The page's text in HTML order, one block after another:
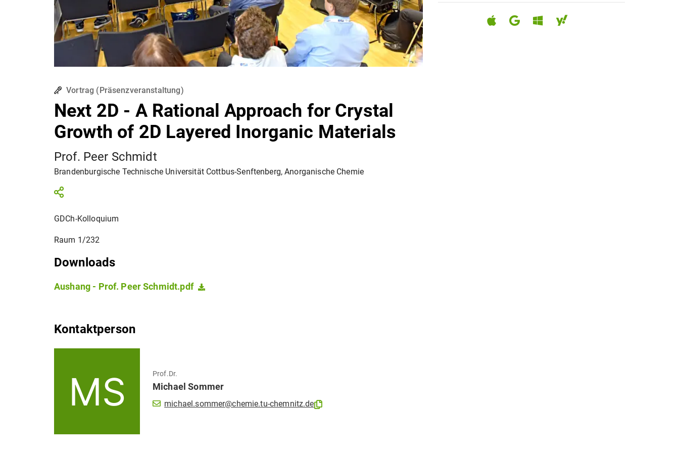
Vortrag (Präsenzveranstaltung)
Next 2D - A Rational Approach for Crystal
Growth of 2D Layered Inorganic Materials
Prof. Peer Schmidt
Brandenburgische Technische Universität Cottbus-Senftenberg, Anorganische Chemie
GDCh-Kolloquium
Raum 1/232
Downloads
Aushang - Prof. Peer Schmidt.pdf
Kontaktperson
Prof.Dr.
Michael Sommer
michael.sommer@chemie.tu-chemnitz.de